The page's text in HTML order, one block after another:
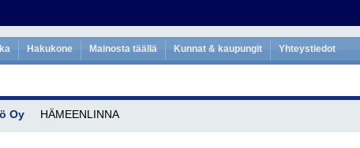
Hakukone Mainosta täällä Kunnat & kaupungit Yhteystiedot
Oy HÄMEENLINNA